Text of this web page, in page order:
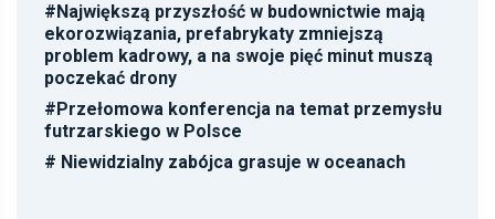
# Największą przyszłość w budownictwie mają
ekorozwiązania, prefabrykaty zmniejszą
problem kadrowy, a na swoje pięć minut muszą
poczekać drony
# Przełomowa konferencja na temat przemysłu
futrzarskiego w Polsce
# Niewidzialny zabójca grasuje w oceanach